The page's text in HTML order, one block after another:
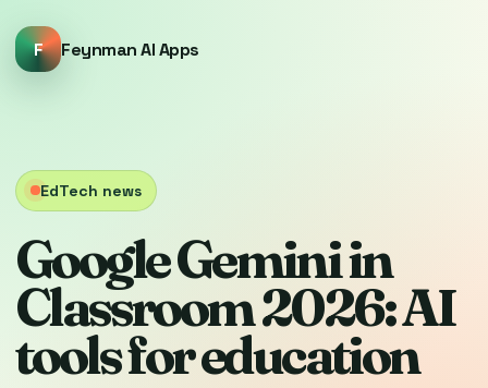
F Feynman AI Apps
EdTech news
Google Gemini in
Classroom 2026: AI
tools for education